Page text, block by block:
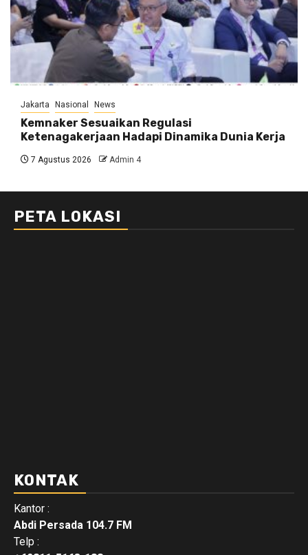
Jakarta Nasional News
Kemnaker Sesuaikan Regulasi
Ketenagakerjaan Hadapi Dinamika Dunia Kerja
7 Agustus 2026 Admin 4
PETA LOKASI
KONTAK
Kantor :
Abdi Persada 104.7 FM
Telp :